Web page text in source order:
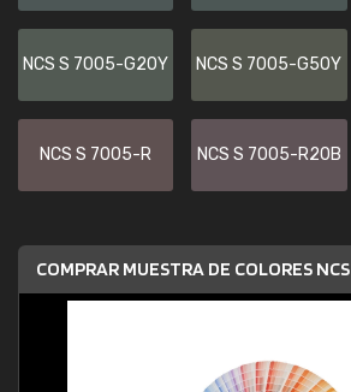
NCS S 7005-G20Y NCS S 7005-G50Y
NCS S 7005-R NCS S 7005-R20B
COMPRAR MUESTRA DE COLORES NCS